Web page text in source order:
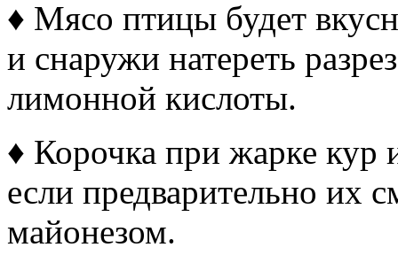
♦ Мясо птицы будет
и снаружи натереть
лимонной кислоты.
♦ Корочка при жарке кур
если предварительно их
майонезом.